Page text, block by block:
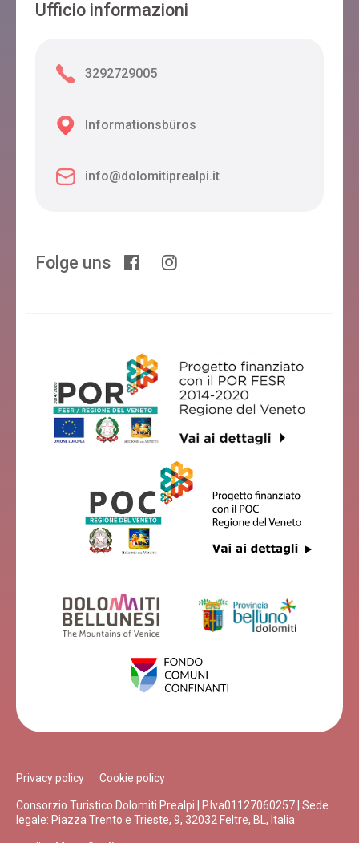
Ufficio informazioni
3292729005
Informationsbüros
info@dolomitiprealpi.it
Folge uns
Privacy policy Cookie policy
Consorzio Turistico Dolomiti Prealpi | P.Iva01127060257 | Sede
legale: Piazza Trento e Trieste, 9, 32032 Feltre, BL, Italia